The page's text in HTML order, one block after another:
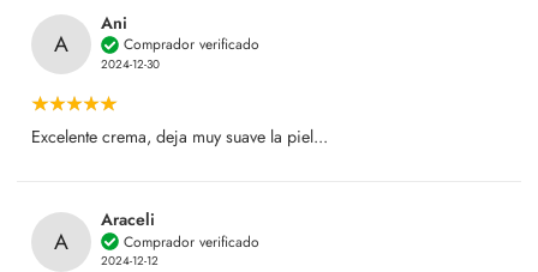
A
Ani
Comprador verificado
2024-12-30
Excelente crema, deja muy suave la piel...
A
Araceli
Comprador verificado
2024-12-12